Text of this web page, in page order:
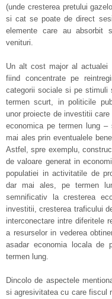
(unde cresterea pretului
si cat se poate de direct
elemente care au absorbit
venituri.
Un alt cost major al actualei
fiind concentrate pe
categorii sociale si pe stimuli
termen scurt, in politicile
unor proiecte de investitii
economica pe termen lung
mai ales prin eventualele
Astfel, spre exemplu,
de valoare generat in
populatiei in activitatile de
dar mai ales, pe termen
semnificativ la cresterea
investitii, cresterea traficului
interconectare intre diferitele
a resurselor in vederea
asadar economia locala de
termen lung.
Dincolo de aspectele
si agresivitatea cu care fiscul